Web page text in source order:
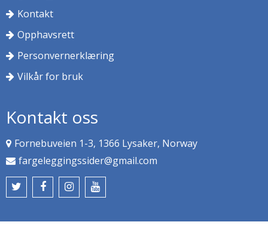
Kontakt
Opphavsrett
Personvernerklæring
Vilkår for bruk
Kontakt oss
Fornebuveien 1-3, 1366 Lysaker, Norway
fargeleggingssider@gmail.com